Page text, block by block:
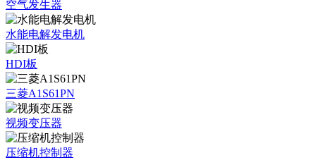
空气发生器
水能电解发电机
HDI板
三菱A1S61PN
视频变压器
压缩机控制器